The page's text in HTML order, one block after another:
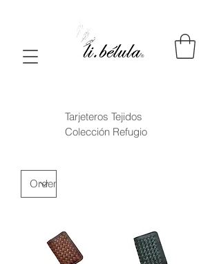
Tarjeteros Tejidos
Colección Refugio